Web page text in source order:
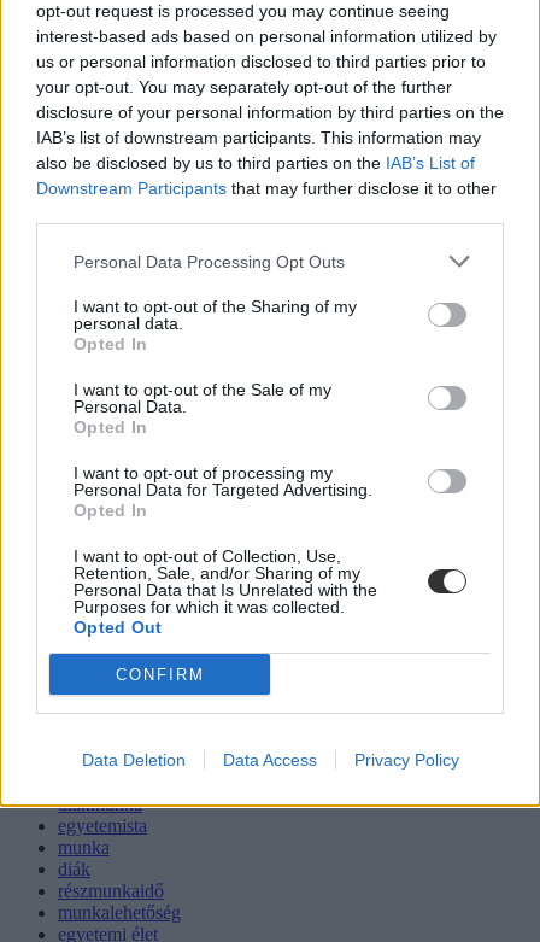
opt-out request is processed you may continue seeing
interest-based ads based on personal information utilized by
us or personal information disclosed to third parties prior to
your opt-out. You may separately opt-out of the further
disclosure of your personal information by third parties on the
IAB’s list of downstream participants. This information may
also be disclosed by us to third parties on the IAB’s List of
Downstream Participants that may further disclose it to other
Personal Data Processing Opt Outs
I want to opt-out of the Sharing of my
personal data.
Opted In
I want to opt-out of the Sale of my
Personal Data.
Opted In
I want to opt-out of processing my
Personal Data for Targeted Advertising.
Opted In
I want to opt-out of Collection, Use,
Retention, Sale, and/or Sharing of my
Personal Data that Is Unrelated with the
Purposes for which it was collected.
Opted Out
CONFIRM
Data Deletion Data Access Privacy Policy
Tetszett a cikk? Kövess minket a Facebookon is, és nem fogsz
diákmunka
egyetemista
munka
diák
részmunkaidő
munkalehetőség
egyetemi élet